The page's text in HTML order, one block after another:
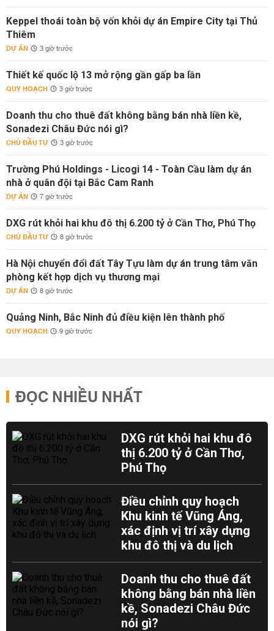
Keppel thoái toàn bộ vốn khỏi dự án Empire City tại Thủ
Thiêm
DỰ ÁN 3 giờ trước
Thiết kế quốc lộ 13 mở rộng gần gấp ba lần
QUY HOẠCH 3 giờ trước
Doanh thu cho thuê đất không bằng bán nhà liền kề,
Sonadezi Châu Đức nói gì?
CHỦ ĐẦU TƯ 3 giờ trước
Trường Phú Holdings - Licogi 14 - Toàn Cầu làm dự án
nhà ở quân đội tại Bắc Cam Ranh
DỰ ÁN 7 giờ trước
DXG rút khỏi hai khu đô thị 6.200 tỷ ở Cần Thơ, Phú Thọ
CHỦ ĐẦU TƯ 8 giờ trước
Hà Nội chuyển đổi đất Tây Tựu làm dự án trung tâm văn
phòng kết hợp dịch vụ thương mại
DỰ ÁN 8 giờ trước
Quảng Ninh, Bắc Ninh đủ điều kiện lên thành phố
QUY HOẠCH 9 giờ trước
ĐỌC NHIỀU NHẤT
DXG rút khỏi hai khu đô
thị 6.200 tỷ ở Cần Thơ,
Phú Thọ
Điều chỉnh quy hoạch
Khu kinh tế Vũng Áng,
xác định vị trí xây dựng
khu đô thị và du lịch
Doanh thu cho thuê đất
không bằng bán nhà liền
kề, Sonadezi Châu Đức
nói gì?